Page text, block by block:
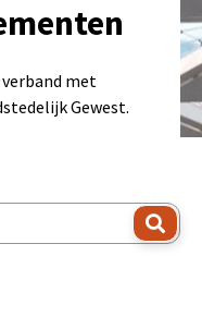
met
Gewest.